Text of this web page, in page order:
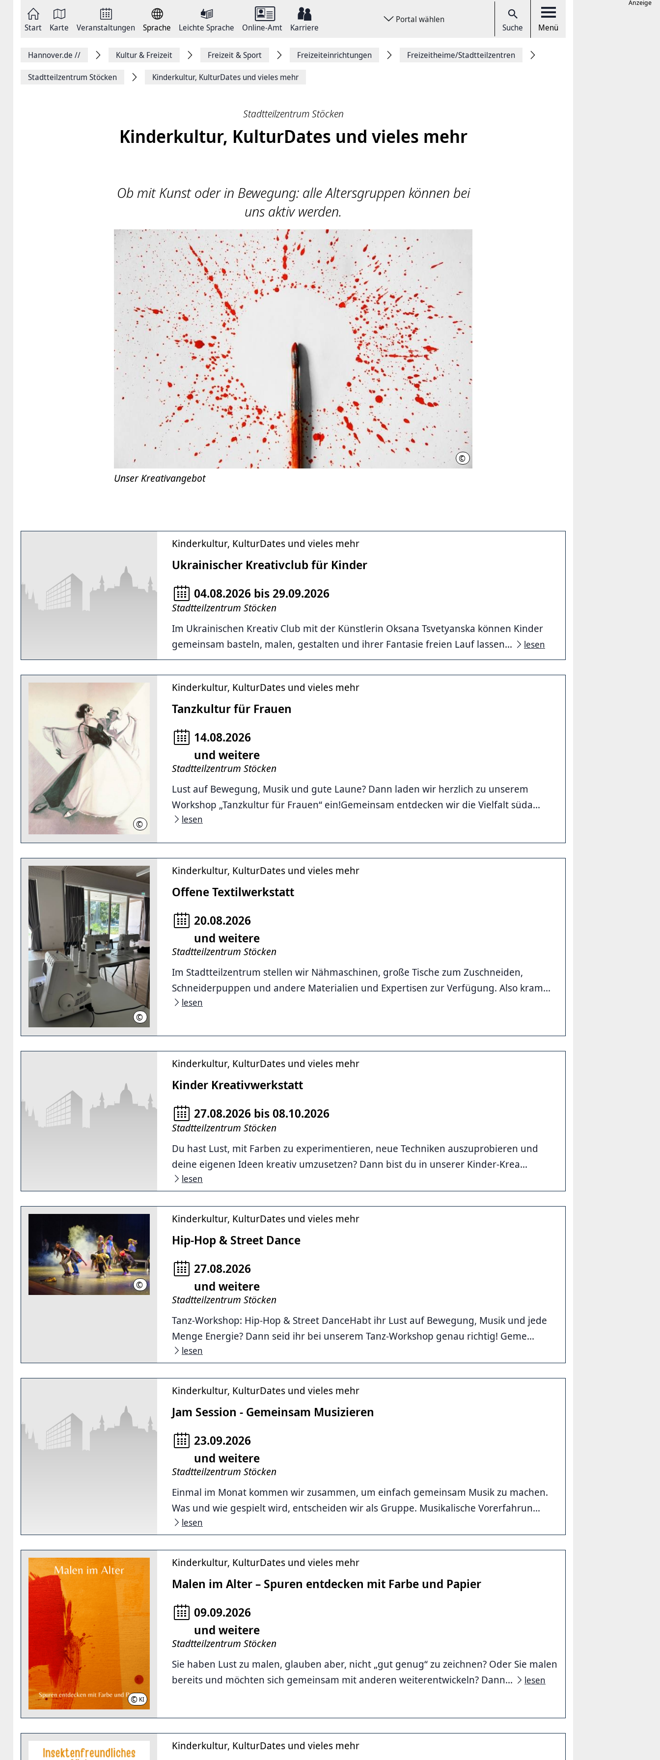
springen
Start Karte Veranstaltungen Sprache Leichte Sprache Online-Amt Karriere
Portal wählen
Suche Menü
FacebookHannover.de // Kultur & Freizeit Freizeit & Sport Freizeiteinrichtungen Freizeitheime/Stadtteilzentren
Stadtteilzentrum Stöcken Kinderkultur, KulturDates und vieles mehr
Stadtteilzentrum Stöcken
Kinderkultur, KulturDates und vieles mehr
Ob mit Kunst oder in Bewegung: alle Altersgruppen können bei
uns aktiv werden.
© pixabay
Unser Kreativangebot
Kinderkultur, KulturDates und vieles mehr
Ukrainischer Kreativclub für Kinder
04.08.2026 bis 29.09.2026
Stadtteilzentrum Stöcken
Im Ukrainischen Kreativ Club mit der Künstlerin Oksana Tsvetyanska können Kinder
gemeinsam basteln, malen, gestalten und ihrer Fantasie freien Lauf lassen...
lesen
© pixabay
Kinderkultur, KulturDates und vieles mehr
Tanzkultur für Frauen
14.08.2026
und weitere
Stadtteilzentrum Stöcken
Lust auf Bewegung, Musik und gute Laune? Dann laden wir herzlich zu unserem
Workshop „Tanzkultur für Frauen“ ein!Gemeinsam entdecken wir die Vielfalt süda...
lesen
© LHH
Kinderkultur, KulturDates und vieles mehr
Offene Textilwerkstatt
20.08.2026
und weitere
Stadtteilzentrum Stöcken
Im Stadtteilzentrum stellen wir Nähmaschinen, große Tische zum Zuschneiden,
Schneiderpuppen und andere Materialien und Expertisen zur Verfügung. Also kram...
lesen
Kinderkultur, KulturDates und vieles mehr
Kinder Kreativwerkstatt
27.08.2026 bis 08.10.2026
Stadtteilzentrum Stöcken
Du hast Lust, mit Farben zu experimentieren, neue Techniken auszuprobieren und
deine eigenen Ideen kreativ umzusetzen? Dann bist du in unserer Kinder-Krea...
lesen
© czijp0 / Pixabay
Kinderkultur, KulturDates und vieles mehr
Hip-Hop & Street Dance
27.08.2026
und weitere
Stadtteilzentrum Stöcken
Tanz-Workshop: Hip-Hop & Street DanceHabt ihr Lust auf Bewegung, Musik und jede
Menge Energie? Dann seid ihr bei unserem Tanz-Workshop genau richtig! Geme...
lesen
Kinderkultur, KulturDates und vieles mehr
Jam Session - Gemeinsam Musizieren
23.09.2026
und weitere
Stadtteilzentrum Stöcken
Einmal im Monat kommen wir zusammen, um einfach gemeinsam Musik zu machen.
Was und wie gespielt wird, entscheiden wir als Gruppe. Musikalische Vorerfahrun...
lesen
© KI
Kinderkultur, KulturDates und vieles mehr
Malen im Alter – Spuren entdecken mit Farbe und Papier
09.09.2026
und weitere
Stadtteilzentrum Stöcken
Sie haben Lust zu malen, glauben aber, nicht „gut genug“ zu zeichnen? Oder Sie malen
bereits und möchten sich gemeinsam mit anderen weiterentwickeln? Dann...
lesen
Kinderkultur, KulturDates und vieles mehr
Anzeige